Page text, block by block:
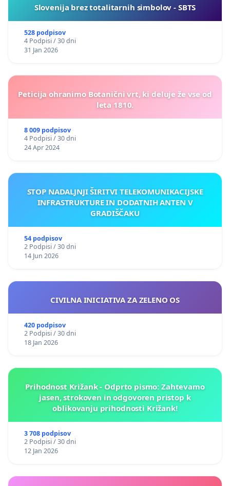
Karmen Mitrwe
Cedric Mugisha
Joshua Dyson
Paul Schmindenhammer
Leehoo Pansky
Sourb Djelloll
Uroš Lebar
Lazanae Nzeyimana
Sanda Simić
Tina Glavič Novak
Urška Jurman
Slovenija brez totalitarnih simbolov - SBTS
528 podpisov
4 Podpisi / 30 dni
31 Jan 2026
Peticija ohranimo Botanični vrt, ki deluje že vse od
leta 1810.
8 009 podpisov
4 Podpisi / 30 dni
24 Apr 2024
STOP NADALJNJI ŠIRITVI TELEKOMUNIKACIJSKE
INFRASTRUKTURE IN DODATNIH ANTEN V
GRADIŠČAKU
54 podpisov
2 Podpisi / 30 dni
14 Jun 2026
CIVILNA INICIATIVA ZA ZELENO OS
420 podpisov
2 Podpisi / 30 dni
18 Jan 2026
Prihodnost Križank - Odprto pismo: Zahtevamo
jasen, strokoven in odgovoren pristop k
oblikovanju prihodnosti Križank!
3 708 podpisov
2 Podpisi / 30 dni
12 Jan 2026